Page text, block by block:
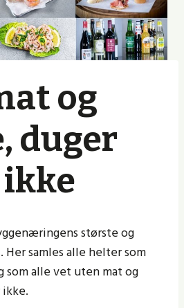
og
duger
største og
samles alle helter som
som alle vet uten mat og